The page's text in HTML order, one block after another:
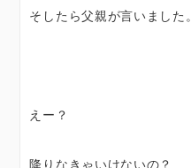
そしたら父親が言いました。
えー？
降りなきゃいけないの？